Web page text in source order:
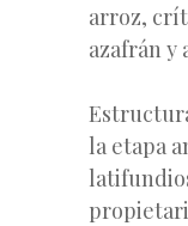
arroz,
azafrán y
la etapa